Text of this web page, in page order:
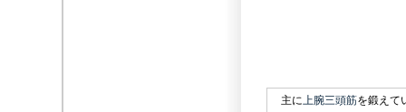
主に上腕三頭筋を鍛えて